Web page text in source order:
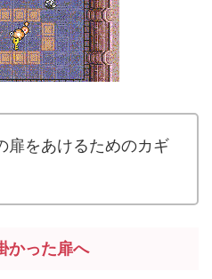
扉をあけるためのカギ
かった扉へ